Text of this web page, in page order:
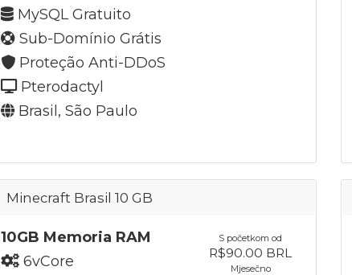
MySQL Gratuito
Sub-Domínio Grátis
Proteção Anti-DDoS
Pterodactyl
Brasil, São Paulo
Minecraft Brasil 10 GB
10GB Memoria RAM
6vCore
S početkom od
R$90.00 BRL
Mjesečno